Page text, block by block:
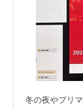
冬の夜やプリ